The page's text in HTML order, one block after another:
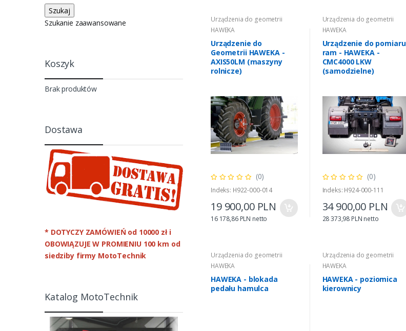
Szukanie zaawansowane
Koszyk
Brak produktów
Dostawa
* DOTYCZY ZAMÓWIEŃ od 10000 zł i
OBOWIĄZUJE W PROMIENIU 100 km od
siedziby firmy MotoTechnik
Katalog MotoTechnik
Urządzenia do geometrii
HAWEKA
Urządzenie do
Geometrii HAWEKA -
AXIS50LM (maszyny
rolnicze)
(0)
Indeks: H922-000-014
19 900,00 PLN
16 178,86 PLN netto
Urządzenia do geometrii
HAWEKA
Urządzenie do pomiaru
ram - HAWEKA -
CMC4000 LKW
(samodzielne)
(0)
Indeks: H924-000-111
34 900,00 PLN
28 373,98 PLN netto
Urządzenia do geometrii
HAWEKA
HAWEKA - blokada
pedału hamulca
Urządzenia do geometrii
HAWEKA
HAWEKA - poziomica
kierownicy